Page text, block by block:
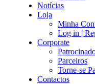
Notícias
Loja
Minha
Log in |
Corporate
Parceiros
Torne-se
Contactos